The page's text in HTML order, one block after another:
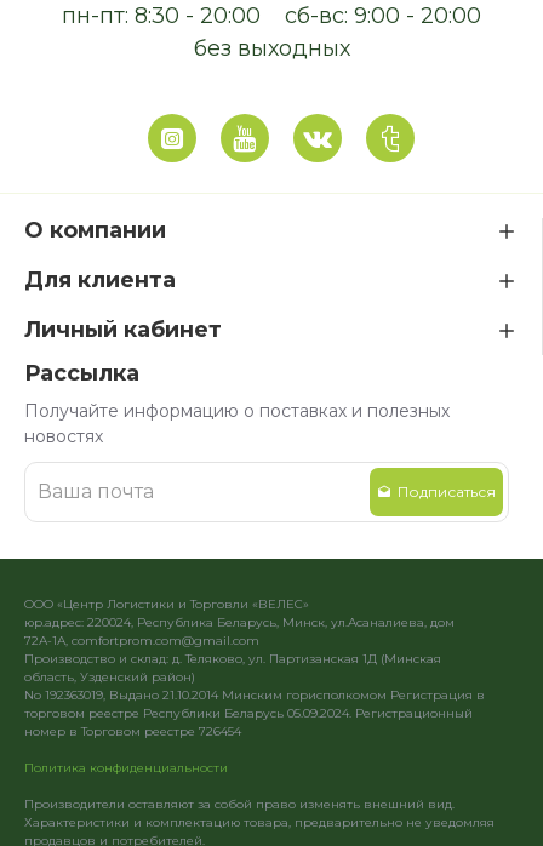
пн-пт: 8:30 - 20:00
сб-вс: 9:00 - 20:00
без выходных
О компании
Для клиента
Личный кабинет
Рассылка
Получайте информацию о поставках и полезных
новостях
Подписаться
ООО «Центр Логистики и Торговли «ВЕЛЕС»
юр.адрес: 220024, Республика Беларусь, Минск, ул.Асаналиева, дом
72А-1А, comfortprom.com@gmail.com
Производство и склад: д. Теляково, ул. Партизанская 1Д (Минская
область, Узденский район)
No 192363019, Выдано 21.10.2014 Минским горисполкомом Регистрация в
торговом реестре Республики Беларусь 05.09.2024. Регистрационный
номер в Торговом реестре 726454
Политика конфиденциальности
Производители оставляют за собой право изменять внешний вид.
Характеристики и комплектацию товара, предварительно не уведомляя
продавцов и потребителей.